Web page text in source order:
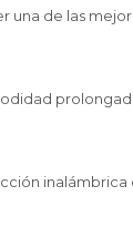
de las
inalámbrica